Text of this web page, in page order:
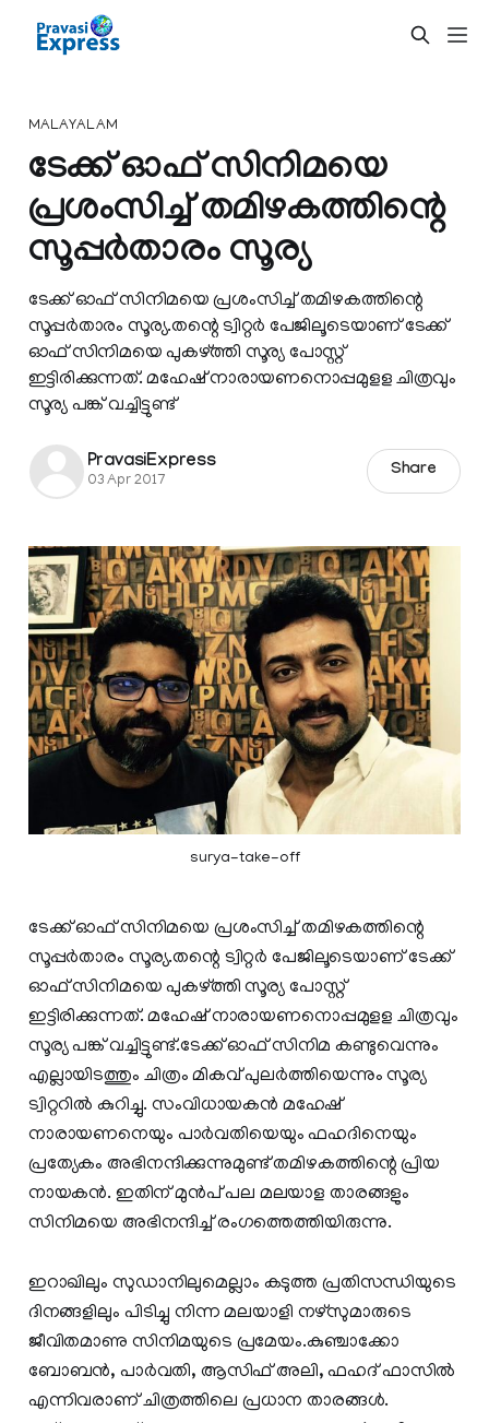
MALAYALAM
ടേക്ക് ഓഫ് സിനിമയെ
പ്രശംസിച്ച് തമിഴകത്തിന്റെ
സൂപ്പര്‍താരം സൂര്യ
ടേക്ക് ഓഫ് സിനിമയെ പ്രശംസിച്ച് തമിഴകത്തിന്റെ
സൂപ്പര്‍താരം സൂര്യ.തന്റെ ട്വിറ്റർ പേജിലൂടെയാണ് ടേക്ക്
ഓഫ് സിനിമയെ പുകഴ്‌ത്തി സൂര്യ പോസ്റ്റ്
ഇട്ടിരിക്കുന്നത്. മഹേഷ് നാരായണനൊപ്പമുളള ചിത്രവും
സൂര്യ പങ്ക് വച്ചിട്ടുണ്ട്
PravasiExpress
03 Apr 2017
Share
surya-take-off
ടേക്ക് ഓഫ് സിനിമയെ പ്രശംസിച്ച് തമിഴകത്തിന്റെ
സൂപ്പര്‍താരം സൂര്യ.തന്റെ ട്വിറ്റർ പേജിലൂടെയാണ് ടേക്ക്
ഓഫ് സിനിമയെ പുകഴ്‌ത്തി സൂര്യ പോസ്റ്റ്
ഇട്ടിരിക്കുന്നത്. മഹേഷ് നാരായണനൊപ്പമുളള ചിത്രവും
സൂര്യ പങ്ക് വച്ചിട്ടുണ്ട്.ടേക്ക് ഓഫ് സിനിമ കണ്ടുവെന്നും
എല്ലായിടത്തും ചിത്രം മികവ് പുലർത്തിയെന്നും സൂര്യ
ട്വിറ്ററിൽ കുറിച്ചു. സംവിധായകൻ മഹേഷ്
നാരായണനെയും പാർവതിയെയും ഫഹദിനെയും
പ്രത്യേകം അഭിനന്ദിക്കുന്നുമുണ്ട് തമിഴകത്തിന്റെ പ്രിയ
നായകൻ. ഇതിന് മുൻപ് പല മലയാള താരങ്ങളും
സിനിമയെ അഭിനന്ദിച്ച് രംഗത്തെത്തിയിരുന്നു.
ഇറാഖിലും സുഡാനിലുമെല്ലാം കടുത്ത പ്രതിസന്ധിയുടെ
ദിനങ്ങളിലും പിടിച്ചു നിന്ന മലയാളി നഴ്‌സുമാരുടെ
ജീവിതമാണു സിനിമയുടെ പ്രമേയം.കുഞ്ചാക്കോ
ബോബൻ, പാർവതി, ആസിഫ് അലി, ഫഹദ് ഫാസിൽ
എന്നിവരാണ് ചിത്രത്തിലെ പ്രധാന താരങ്ങൾ.